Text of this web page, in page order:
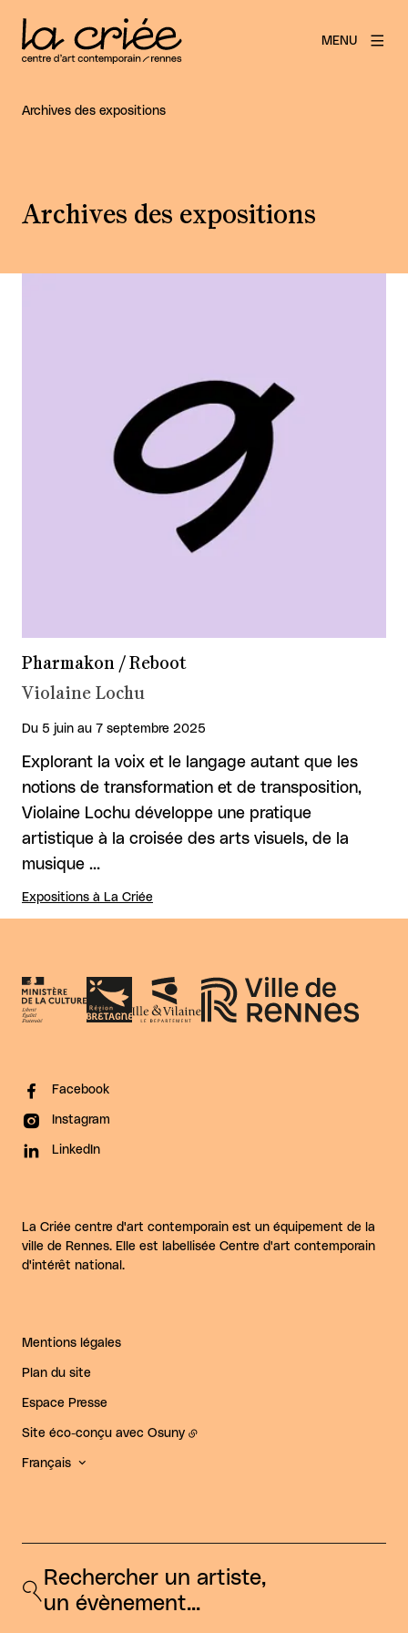
MENU
Archives des expositions
Archives des expositions
Pharmakon / Reboot
Violaine Lochu
Du 5 juin au 7 septembre 2025
Explorant la voix et le langage autant que les
notions de transformation et de transposition,
Violaine Lochu développe une pratique
artistique à la croisée des arts visuels, de la
musique …
Expositions à La Criée
Facebook
Instagram
LinkedIn
La Criée centre d'art contemporain est un équipement de la
ville de Rennes. Elle est labellisée Centre d'art contemporain
d'intérêt national.
Mentions légales
Plan du site
Espace Presse
Site éco-conçu avec Osuny
Français
Rechercher un artiste,
un évènement...